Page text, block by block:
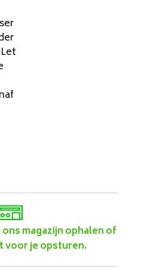
magazijn ophalen of
voor je opsturen.